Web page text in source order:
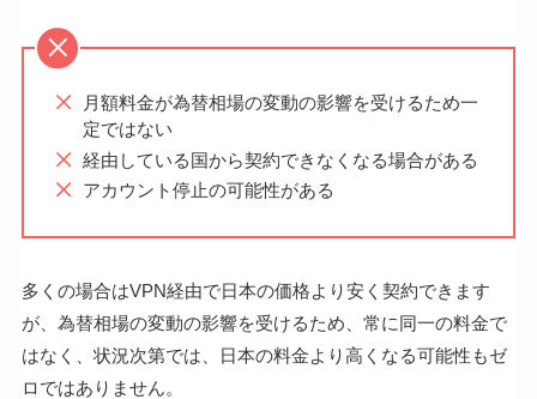
月額料金が為替相場の変動の影響を受けるため一
定ではない
経由している国から契約できなくなる場合がある
アカウント停止の可能性がある
多くの場合はVPN経由で日本の価格より安く契約できます
が、為替相場の変動の影響を受けるため、常に同一の料金で
はなく、状況次第では、日本の料金より高くなる可能性もゼ
ロではありません。